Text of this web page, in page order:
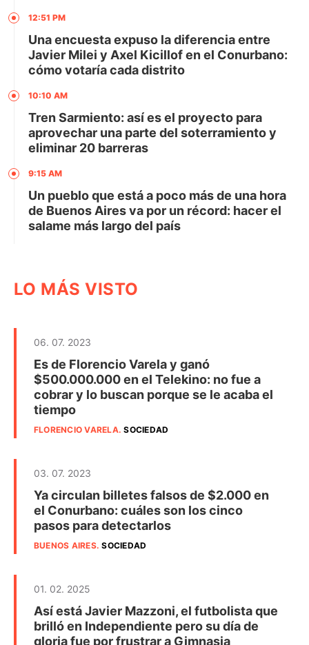
12:51 PM
Una encuesta expuso la diferencia entre
Javier Milei y Axel Kicillof en el Conurbano:
cómo votaría cada distrito
10:10 AM
Tren Sarmiento: así es el proyecto para
aprovechar una parte del soterramiento y
eliminar 20 barreras
9:15 AM
Un pueblo que está a poco más de una hora
de Buenos Aires va por un récord: hacer el
salame más largo del país
LO MÁS VISTO
06. 07. 2023
Es de Florencio Varela y ganó
$500.000.000 en el Telekino: no fue a
cobrar y lo buscan porque se le acaba el
tiempo
FLORENCIO VARELA.SOCIEDAD
03. 07. 2023
Ya circulan billetes falsos de $2.000 en
el Conurbano: cuáles son los cinco
pasos para detectarlos
BUENOS AIRES.SOCIEDAD
01. 02. 2025
Así está Javier Mazzoni, el futbolista que
brilló en Independiente pero su día de
gloria fue por frustrar a Gimnasia